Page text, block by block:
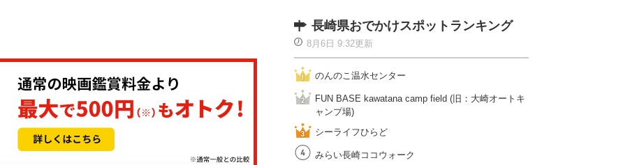
長崎県おでかけスポットランキング
8月6日 9:32更新
のんのこ温水センター
FUN BASE kawatana camp field (旧：大崎オートキ
ャンプ場)
シーライフひらど
みらい長崎ココウォーク